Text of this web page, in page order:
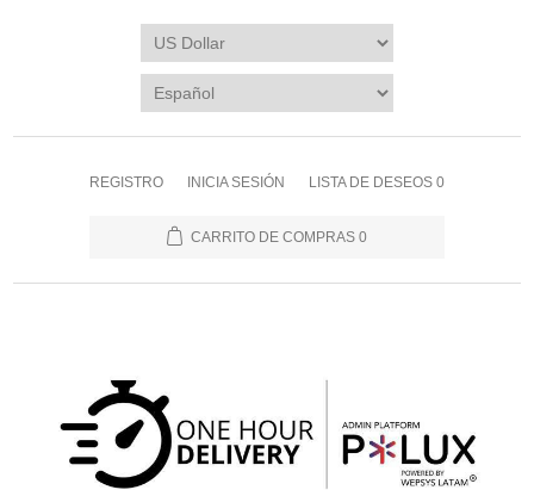
REGISTRO INICIA SESIÓN LISTA DE DESEOS 0
CARRITO DE COMPRAS 0